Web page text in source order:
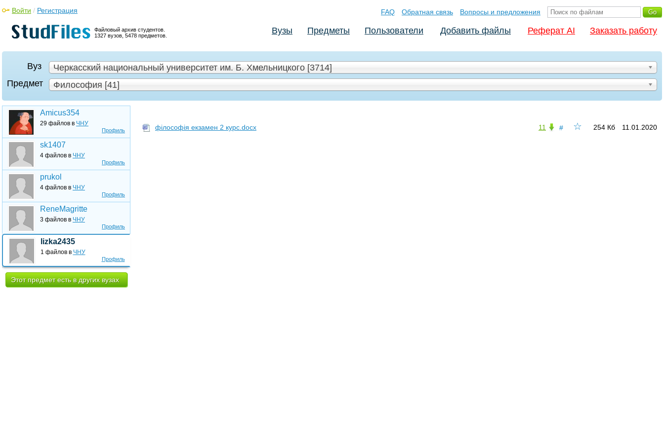
Файловый архив студентов.
1327 вузов, 5478 предметов.
Войти / Регистрация FAQ Обратная связь Вопросы и предложения
Вузы Предметы Пользователи Добавить файлы Реферат AI Заказать работу
Вуз
Черкасский национальный университет им. Б. Хмельницкого [3714]
Предмет
Философия [41]
Профиль
Amicus354
29 файлов в ЧНУ
Профиль
sk1407
4 файлов в ЧНУ
Профиль
prukol
4 файлов в ЧНУ
Профиль
ReneMagritte
3 файлов в ЧНУ
Профиль
lizka2435
1 файлов в ЧНУ
Этот предмет есть в других вузах
☆
# 11.01.2020
254 Кб
11
філософія екзамен 2 курс.docx